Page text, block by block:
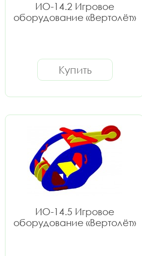
ИО-14.2 Игровое
оборудование «Вертолёт»
Купить
ИО-14.5 Игровое
оборудование «Вертолёт»